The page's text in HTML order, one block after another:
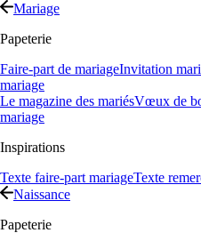
Mariage
Papeterie
Faire-part de mariageInvitation
mariage
Le magazine des mariésVœux de
mariage
Inspirations
Texte faire-part mariageTexte
Naissance
Papeterie